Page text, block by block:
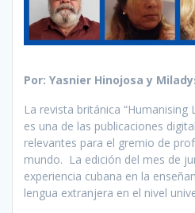
Por: Yasnier Hinojosa y
La revista británica “Humanising
es una de las publicaciones
relevantes para el gremio de
mundo. La edición del mes de
experiencia cubana en la
lengua extranjera en el nivel